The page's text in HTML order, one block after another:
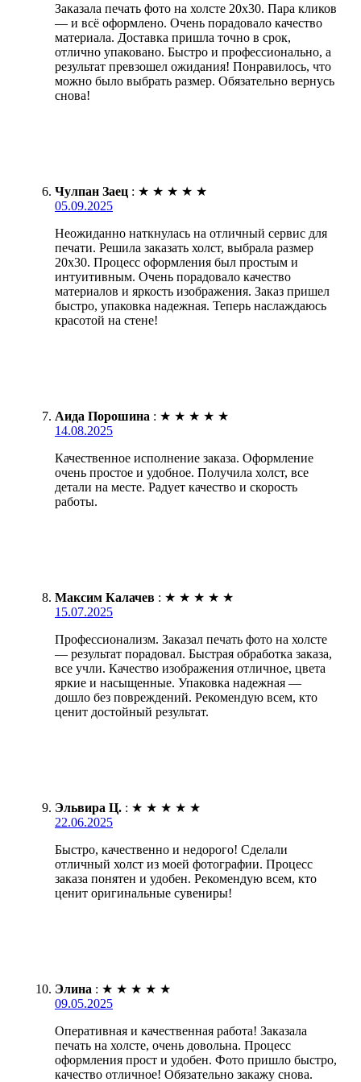
Заказала печать фото на холсте 20х30. Пара кликов
— и всё оформлено. Очень порадовало качество
материала. Доставка пришла точно в срок,
отлично упаковано. Быстро и профессионально, а
результат превзошел ожидания! Понравилось, что
можно было выбрать размер. Обязательно вернусь
снова!
Чулпан Заец : ★ ★ ★ ★ ★
05.09.2025
Неожиданно наткнулась на отличный сервис для
печати. Решила заказать холст, выбрала размер
20х30. Процесс оформления был простым и
интуитивным. Очень порадовало качество
материалов и яркость изображения. Заказ пришел
быстро, упаковка надежная. Теперь наслаждаюсь
красотой на стене!
Аида Порошина : ★ ★ ★ ★ ★
14.08.2025
Качественное исполнение заказа. Оформление
очень простое и удобное. Получила холст, все
детали на месте. Радует качество и скорость
работы.
Максим Калачев : ★ ★ ★ ★ ★
15.07.2025
Профессионализм. Заказал печать фото на холсте
— результат порадовал. Быстрая обработка заказа,
все учли. Качество изображения отличное, цвета
яркие и насыщенные. Упаковка надежная —
дошло без повреждений. Рекомендую всем, кто
ценит достойный результат.
Эльвира Ц. : ★ ★ ★ ★ ★
22.06.2025
Быстро, качественно и недорого! Сделали
отличный холст из моей фотографии. Процесс
заказа понятен и удобен. Рекомендую всем, кто
ценит оригинальные сувениры!
Элина : ★ ★ ★ ★ ★
09.05.2025
Оперативная и качественная работа! Заказала
печать на холсте, очень довольна. Процесс
оформления прост и удобен. Фото пришло быстро,
качество отличное! Обязательно закажу снова.